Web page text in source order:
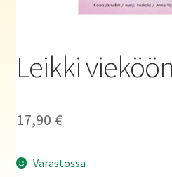
Haluatko kirjailijaksi?
Leikki vieköön
17,90 €
Varastossa